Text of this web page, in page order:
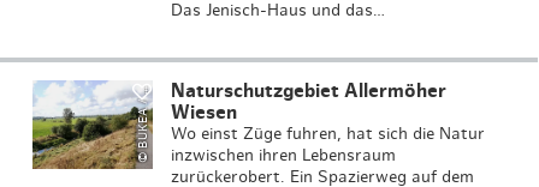
Das Jenisch-Haus und das…
©
B
U
K
E
A
/
V
ol
k
e
r
Di
n
s
e
Naturschutzgebiet Allermöher
Wiesen
Wo einst Züge fuhren, hat sich die Natur
inzwischen ihren Lebensraum
zurückerobert. Ein Spazierweg auf dem